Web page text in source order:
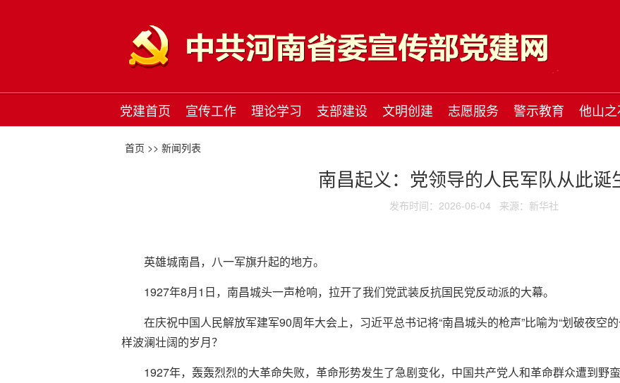
党建首页 宣传工作 理论学习 支部建设 文明创建 志愿服务 警示教育 他山之
首页 >> 新闻列表
南昌起义：党领导的人民军队从此诞
发布时间：2026-06-04 来源：新华社
英雄城南昌，八一军旗升起的地方。
1927年8月1日，南昌城头一声枪响，拉开了我们党武装反抗国民党反动派的大幕。
在庆祝中国人民解放军建军90周年大会上，习近平总书记将“南昌城头的枪声”比喻为“划破夜空
样波澜壮阔的岁月？
1927年，轰轰烈烈的大革命失败，革命形势发生了急剧变化，中国共产党人和革命群众遭到野